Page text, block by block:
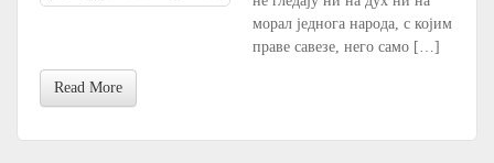
морал једнога народа, с којим
праве савезе, него само […]
Read More